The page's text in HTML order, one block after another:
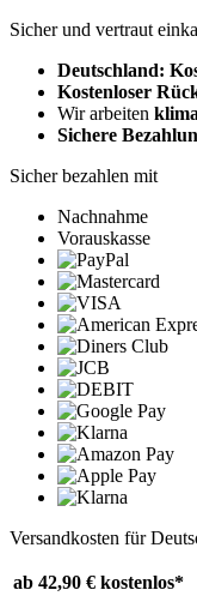
Sicher und vertraut
Deutschland:
Kostenloser
Wir arbeiten
Sichere
Sicher bezahlen mit
Nachnahme
Vorauskasse
Versandkosten für
ab 42,90 € kostenlos*